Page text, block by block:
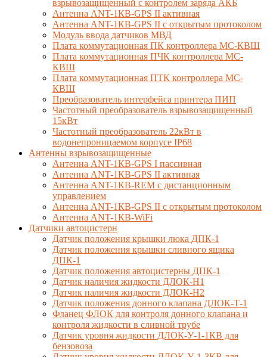
взрывозащищенный с контролем заряда АКБ
Антенна ANT-1КВ-GPS II активная
Антенна ANT-1КВ-GPS II с открытым протоколом
Модуль ввода датчиков МВД
Плата коммутационная ПК контроллера МС-КВШ
Плата коммутационная ПЧК контроллера МС-
КВШ
Плата коммутационная ПТК контроллера МС-
КВШ
Преобразователь интерфейса принтера ПИП
Частотный преобразователь взрывозащищенный
15кВт
Частотный преобразователь 22кВт в
водонепроницаемом корпусе IP68
Антенны взрывозащищенные
Антенна ANT-1КВ-GPS I пассивная
Антенна ANT-1КВ-GPS II активная
Антенна ANT-1КВ-REM c дистанционным
управлением
Антенна ANT-1КВ-GPS II с открытым протоколом
Антенна ANT-1КВ-WiFi
Датчики автоцистерн
Датчик положения крышки люка ДПК-1
Датчик положения крышки сливного ящика
ДПК-1
Датчик положения автоцистерны ДПК-1
Датчик наличия жидкости ДЛОК-Н1
Датчик наличия жидкости ДЛОК-Н2
Датчик положения донного клапана ДЛОК-Т-1
Фланец ФЛОК для контроля донного клапана и
контроля жидкости в сливной трубе
Датчик уровня жидкости ДЛОК-У-1-1КВ для
бензовоза